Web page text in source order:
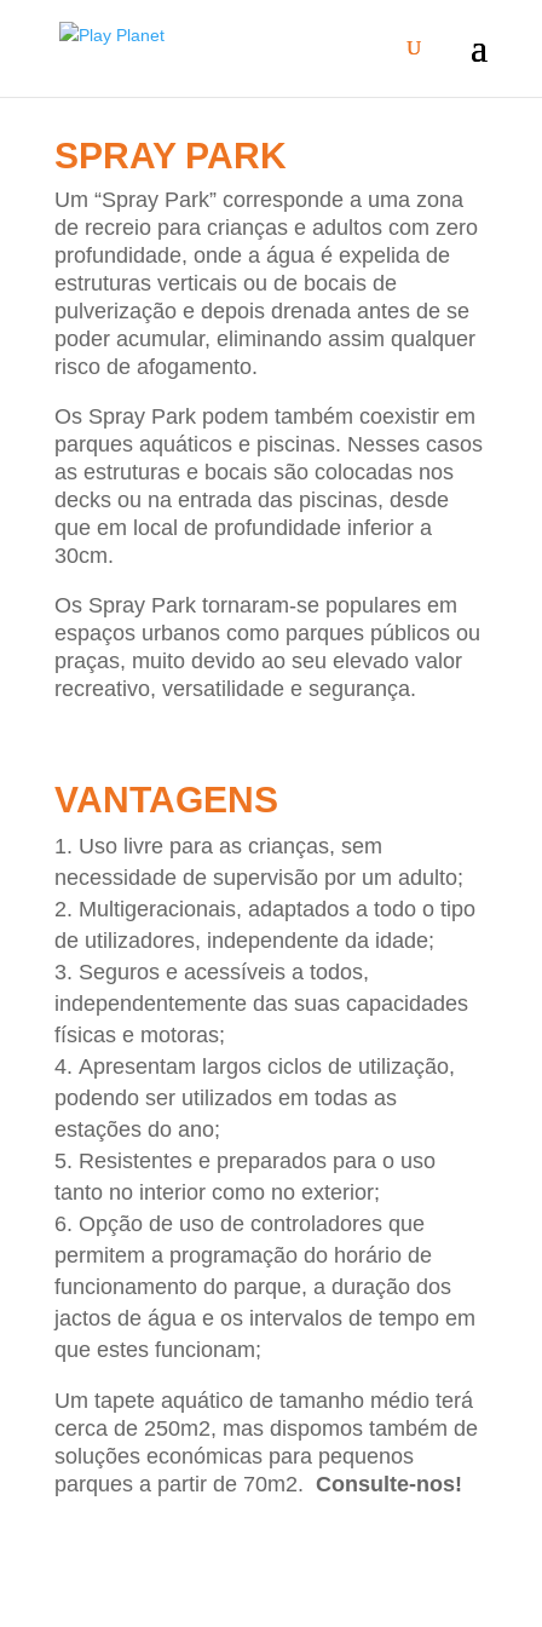
SPRAY PARK
Um “Spray Park” corresponde a uma zona
de recreio para crianças e adultos com zero
profundidade, onde a água é expelida de
estruturas verticais ou de bocais de
pulverização e depois drenada antes de se
poder acumular, eliminando assim qualquer
risco de afogamento.
Os Spray Park podem também coexistir em
parques aquáticos e piscinas. Nesses casos
as estruturas e bocais são colocadas nos
decks ou na entrada das piscinas, desde
que em local de profundidade inferior a
30cm.
Os Spray Park tornaram-se populares em
espaços urbanos como parques públicos ou
praças, muito devido ao seu elevado valor
recreativo, versatilidade e segurança.
VANTAGENS
Uso livre para as crianças, sem
necessidade de supervisão por um adulto;
Multigeracionais, adaptados a todo o tipo
de utilizadores, independente da idade;
Seguros e acessíveis a todos,
independentemente das suas capacidades
físicas e motoras;
Apresentam largos ciclos de utilização,
podendo ser utilizados em todas as
estações do ano;
Resistentes e preparados para o uso
tanto no interior como no exterior;
Opção de uso de controladores que
permitem a programação do horário de
funcionamento do parque, a duração dos
jactos de água e os intervalos de tempo em
que estes funcionam;
Um tapete aquático de tamanho médio terá
cerca de 250m2, mas dispomos também de
soluções económicas para pequenos
parques a partir de 70m2. Consulte-nos!